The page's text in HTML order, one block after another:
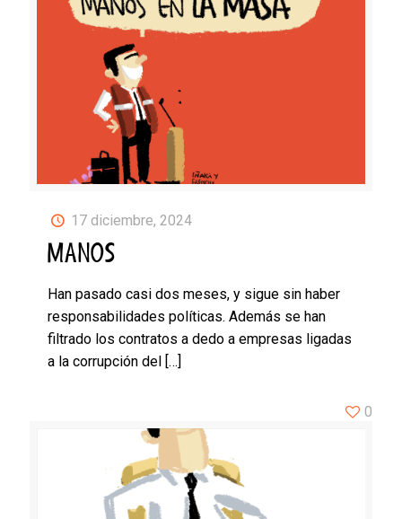
17 diciembre, 2024
MANOS
Han pasado casi dos meses, y sigue sin haber
responsabilidades políticas. Además se han
filtrado los contratos a dedo a empresas ligadas
a la corrupción del […]
0